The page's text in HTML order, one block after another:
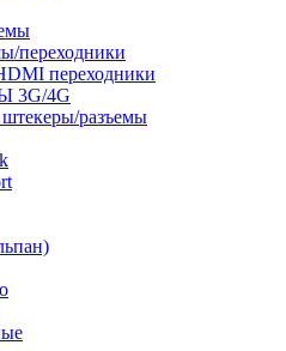
переходники
переходники
3G/4G
разъемы